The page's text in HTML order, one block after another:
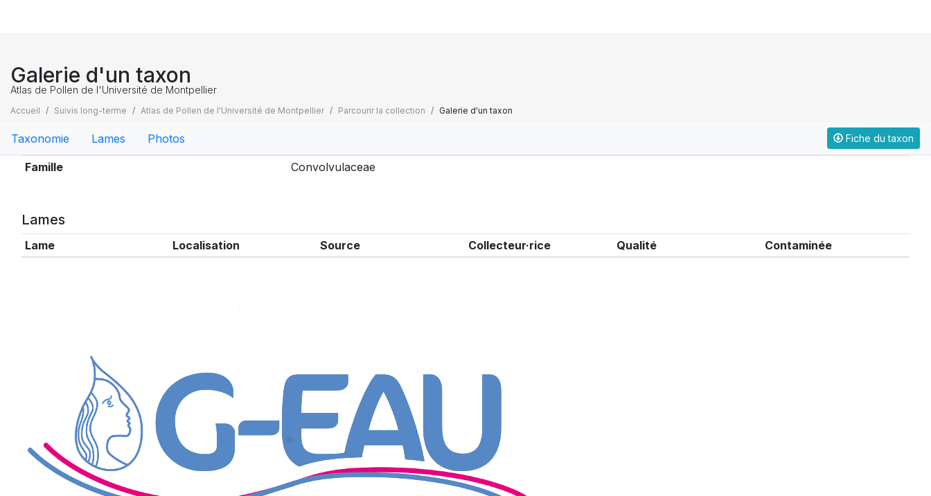
Galerie d'un taxon
Atlas de Pollen de l'Université de Montpellier
Accueil Suivis long-terme Atlas de Pollen de l'Université de Montpellier Parcourir la collection Galerie d'un taxon
Taxonomie Lames Photos Fiche du taxon
Taxonomie
Famille Convolvulaceae
Lames
Lame Localisation Source Collecteur·rice Qualité Contaminée